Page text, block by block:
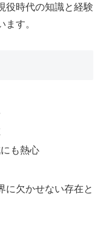
役時代の知識と経験
す。
も熱心
に欠かせない存在と